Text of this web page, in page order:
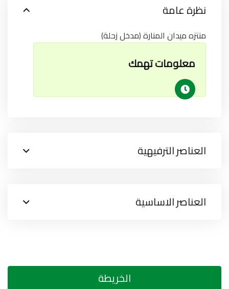
نظرة عامة
منتزه ميدان المنارة (مدخل زحلة)
معلومات تهمك
العناصر الترفيهية
العناصر الاساسية
الخريطة